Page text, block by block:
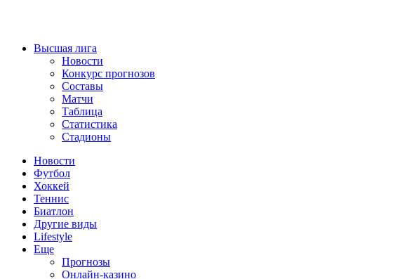
Высшая лига
Новости
Конкурс прогнозов
Составы
Матчи
Таблица
Статистика
Стадионы
Новости
Футбол
Хоккей
Теннис
Биатлон
Другие виды
Lifestyle
Еще
Прогнозы
Онлайн-казино